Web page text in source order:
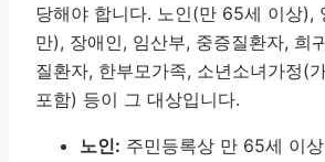
당해야 합니다. 노인(만 65세 이상),
만), 장애인, 임산부, 중증질환자, 희
질환자, 한부모가족, 소년소녀가정(
포함) 등이 그 대상입니다.
노인: 주민등록상 만 65세 이